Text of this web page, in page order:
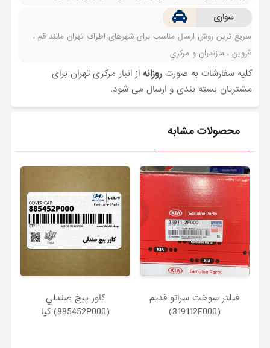
سواری
سریع ترین روش ارسال مناسب برای شهرهای اطراف تهران مانند قم ،
قزوین ، مازندران و مرکزی
کلیه سفارشات به صورتروزانه از انبار مرکزی تهران برای
مشتریان بسته بندی و ارسال می شود.
محصولات مشابه
فيلتر سوخت سراتو قدیم
(319112F000)
كاور پيچ صندلي
(885452P000) کیا